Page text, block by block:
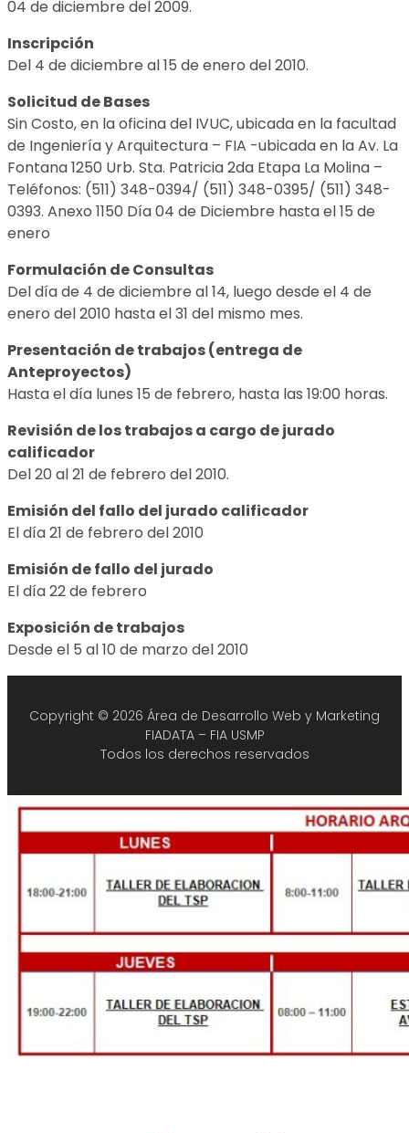
04 de diciembre del 2009.
Inscripción
Del 4 de diciembre al 15 de enero del 2010.
Solicitud de Bases
Sin Costo, en la oficina del IVUC, ubicada en la facultad
de Ingeniería y Arquitectura – FIA -ubicada en la Av. La
Fontana 1250 Urb. Sta. Patricia 2da Etapa La Molina –
Teléfonos: (511) 348-0394/ (511) 348-0395/ (511) 348-
0393. Anexo 1150 Día 04 de Diciembre hasta el 15 de
enero
Formulación de Consultas
Del día de 4 de diciembre al 14, luego desde el 4 de
enero del 2010 hasta el 31 del mismo mes.
Presentación de trabajos (entrega de
Anteproyectos)
Hasta el día lunes 15 de febrero, hasta las 19:00 horas.
Revisión de los trabajos a cargo de jurado
calificador
Del 20 al 21 de febrero del 2010.
Emisión del fallo del jurado calificador
El día 21 de febrero del 2010
Emisión de fallo del jurado
El día 22 de febrero
Exposición de trabajos
Desde el 5 al 10 de marzo del 2010
Copyright © 2026 Área de Desarrollo Web y Marketing
FIADATA – FIA USMP
Todos los derechos reservados